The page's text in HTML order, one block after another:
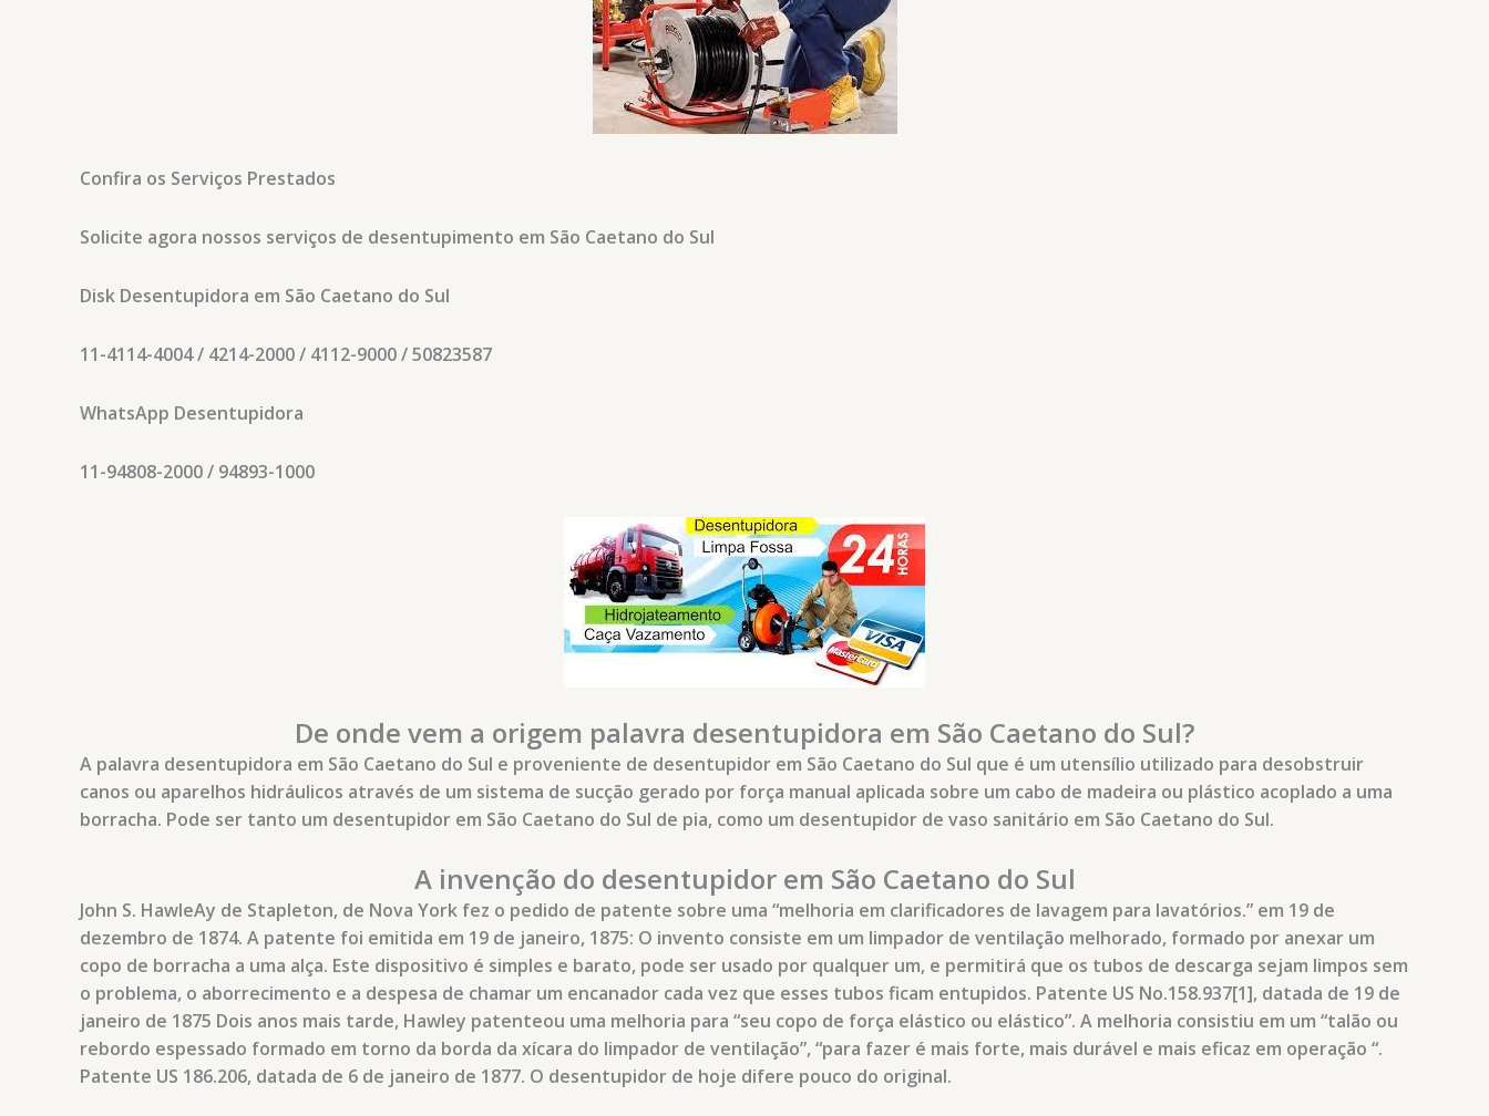
Confira os Serviços Prestados
Solicite agora nossos serviços de desentupimento em São Caetano do Sul
Disk Desentupidora em São Caetano do Sul
11-4114-4004 / 4214-2000 / 4112-9000 / 50823587
WhatsApp Desentupidora
11-94808-2000 / 94893-1000
De onde vem a origem palavra desentupidora em São Caetano do Sul?
A palavra desentupidora em São Caetano do Sul e proveniente de desentupidor em São Caetano do Sul que é um utensílio utilizado para desobstruir
canos ou aparelhos hidráulicos através de um sistema de sucção gerado por força manual aplicada sobre um cabo de madeira ou plástico acoplado a uma
borracha. Pode ser tanto um desentupidor em São Caetano do Sul de pia, como um desentupidor de vaso sanitário em São Caetano do Sul.
A invenção do desentupidor em São Caetano do Sul
John S. HawleAy de Stapleton, de Nova York fez o pedido de patente sobre uma “melhoria em clarificadores de lavagem para lavatórios.” em 19 de
dezembro de 1874. A patente foi emitida em 19 de janeiro, 1875: O invento consiste em um limpador de ventilação melhorado, formado por anexar um
copo de borracha a uma alça. Este dispositivo é simples e barato, pode ser usado por qualquer um, e permitirá que os tubos de descarga sejam limpos sem
o problema, o aborrecimento e a despesa de chamar um encanador cada vez que esses tubos ficam entupidos. Patente US No.158.937[1], datada de 19 de
janeiro de 1875 Dois anos mais tarde, Hawley patenteou uma melhoria para “seu copo de força elástico ou elástico”. A melhoria consistiu em um “talão ou
rebordo espessado formado em torno da borda da xícara do limpador de ventilação”, “para fazer é mais forte, mais durável e mais eficaz em operação “.
Patente US 186.206, datada de 6 de janeiro de 1877. O desentupidor de hoje difere pouco do original.